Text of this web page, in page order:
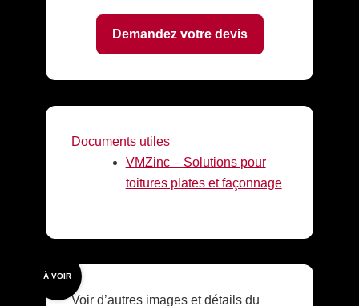
Demandez votre devis
Documents utiles
VMZinc – Solutions pour
toitures plates et façonnage
À VOIR
Voir d’autres images et détails du